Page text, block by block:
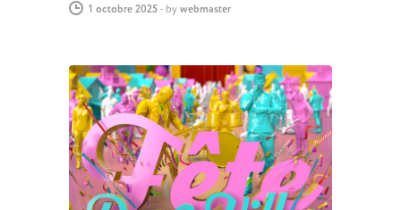
1 octobre 2025- by webmaster